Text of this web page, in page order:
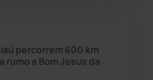
(1530)
percorrem 600 km
rumo a Bom Jesus da